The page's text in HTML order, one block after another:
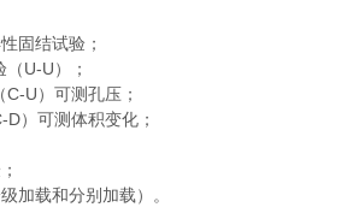
固结试验；
U-U）；
U）可测孔压；
可测体积变化；
载和分别加载）。